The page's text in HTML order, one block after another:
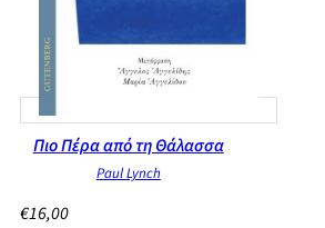
Πιο Πέρα από τη Θάλασσα
Paul Lynch
€16,00